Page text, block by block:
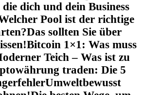
die dich und dein Business
Pool ist der richtige
Das sollten Sie über
Bitcoin 1×1: Was muss
Teich – Was ist zu
traden: Die 5
Umweltbewusst